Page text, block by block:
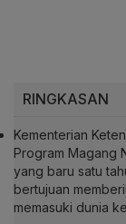
RINGKASAN
Kementerian
Program Magang
yang baru satu
bertujuan
memasuki dunia